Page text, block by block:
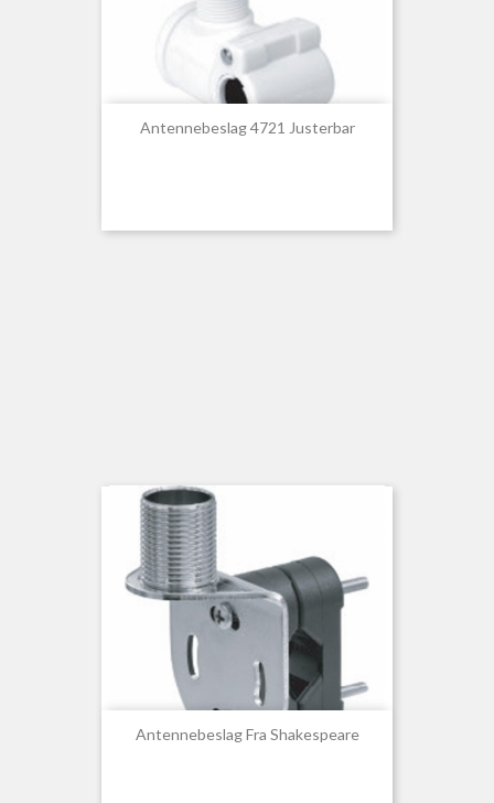
Antennebeslag 4721 Justerbar
Antennebeslag Fra Shakespeare